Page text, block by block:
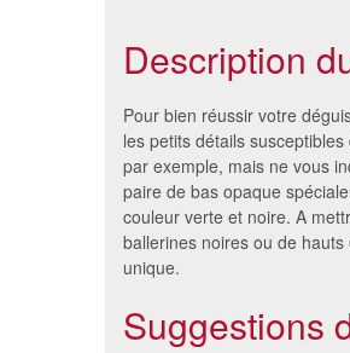
Description
Pour bien réussir votre
les petits détails
par exemple, mais ne vous
paire de bas opaque
couleur verte et noire. A
ballerines noires ou de
unique.
Suggestions